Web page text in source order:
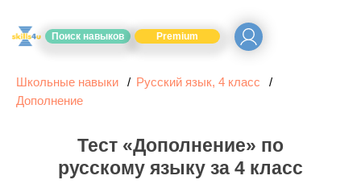
Поиск навыков Premium
Школьные навыки
Русский язык, 4 класс
Дополнение
Тест «Дополнение» по
русскому языку за 4 класс